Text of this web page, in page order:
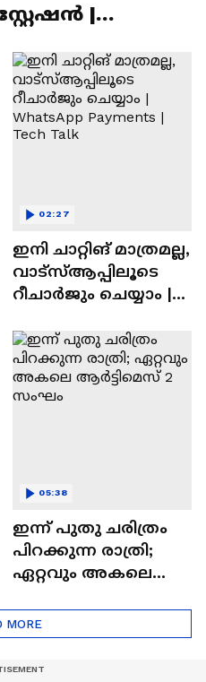
|
ഇനി ചാറ്റിങ് മാത്രമല്ല,
വാട്‌സ്‌ആപ്പിലൂടെ
റീചാർജും ചെയ്യാം |
Tech Talk
02:27
ഇന്ന് പുതു ചരിത്രം
പിറക്കുന്ന രാത്രി;
ഏറ്റവും അകലെ
05:38
MORE